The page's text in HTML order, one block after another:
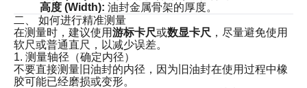
高度 (Width): 油封金属骨架的厚度。
二、 如何进行精准测量
在测量时，建议使用游标卡尺或数显卡尺 ，尽量避免使用
软尺或普通直尺，以减少误差。
1. 测量轴径（确定内径）
不要直接测量旧油封的内径，因为旧油封在使用过程中橡
胶可能已经磨损或变形。